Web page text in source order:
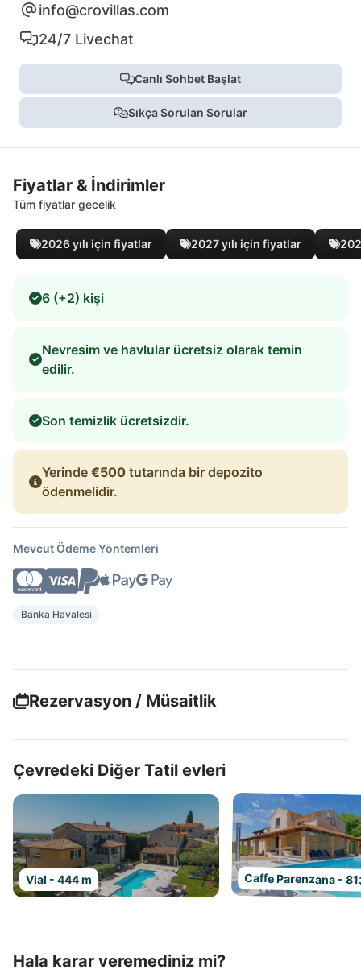
info@crovillas.com
24/7 Livechat
Canlı Sohbet Başlat
Sıkça Sorulan Sorular
Fiyatlar & İndirimler
Tüm fiyatlar gecelik
2026 yılı için fiyatlar 2027 yılı için fiyatlar
6 (+2) kişi
Nevresim ve havlular ücretsiz olarak temin
edilir.
Son temizlik ücretsizdir.
Yerinde €500 tutarında bir depozito
ödenmelidir.
Mevcut Ödeme Yöntemleri
Banka Havalesi
Rezervasyon / Müsaitlik
Çevredeki Diğer Tatil evleri
Vial - 444 m Caffe Parenzana -
Hala karar veremediniz mi?